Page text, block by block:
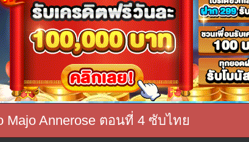
Majo Annerose ตอนที่ 4 ซับไทย